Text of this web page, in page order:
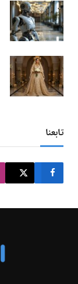
تابعنا